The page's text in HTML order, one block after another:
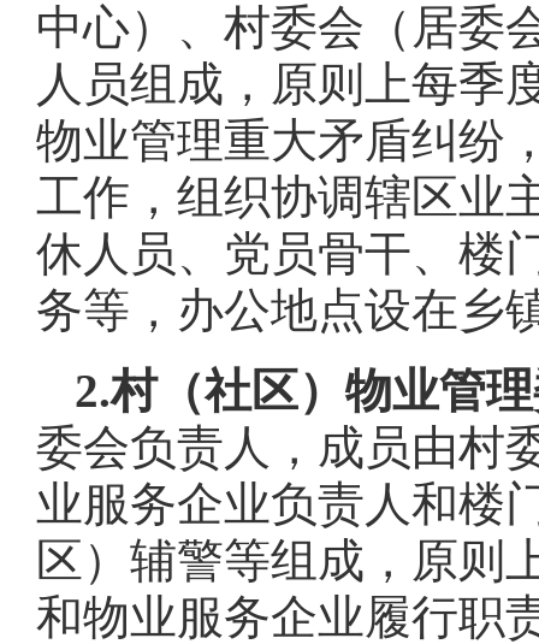
中心）、村委会（居委
人员组成，原则上每季
物业管理重大矛盾纠纷
工作，组织协调辖区业
休人员、党员骨干、楼
务等，办公地点设在乡
2.村（社区）物业管
委会负责人，成员由村
业服务企业负责人和楼
区）辅警等组成，原则
和物业服务企业履行职